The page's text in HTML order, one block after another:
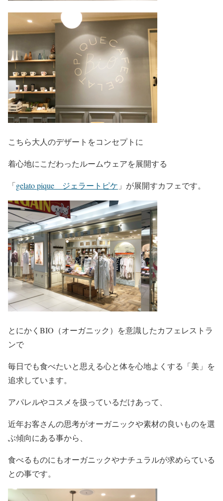
こちら大人のデザートをコンセプトに
着心地にこだわったルームウェアを展開する
「gelato pique ジェラートピケ 」が展開すカフェです。
とにかくBIO（オーガニック）を意識したカフェレストラ
ンで
毎日でも食べたいと思える心と体を心地よくする「美」を
追求しています。
アパレルやコスメを扱っているだけあって、
近年お客さんの思考がオーガニックや素材の良いものを選
ぶ傾向にある事から、
食べるものにもオーガニックやナチュラルが求めらている
との事です。